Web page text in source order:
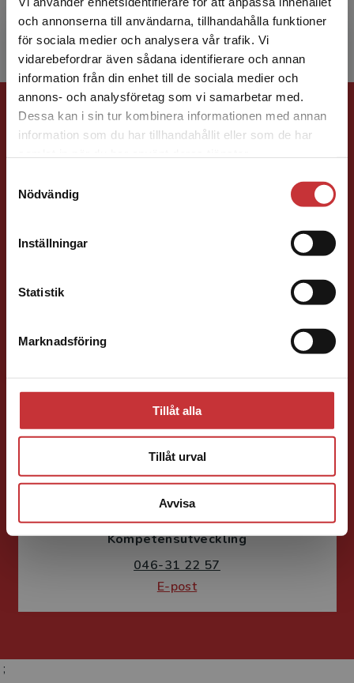
och annonserna till användarna, tillhandahålla funktioner
för sociala medier och analysera vår trafik. Vi
vidarebefordrar även sådana identifierare och annan
information från din enhet till de sociala medier och
annons- och analysföretag som vi samarbetar med.
Dessa kan i sin tur kombinera informationen med annan
information som du har tillhandahållit eller som de har
Nödvändig
Inställningar
Statistik
Marknadsföring
Tillåt alla
Tillåt urval
Avvisa
Begränsad fraktregion
Det verkar som att du besöker
studentlitteratur.se via en enhet utanför Sverige.
Vi erbjuder inte leveranser utanför Sverige. För
att kunna slutföra ett köp måste
Förlagskontakt
Fritjof Janson
Förlagskoordinator Kurslitteratur och
Kompetensutveckling
046-31 22 57
E-post
;